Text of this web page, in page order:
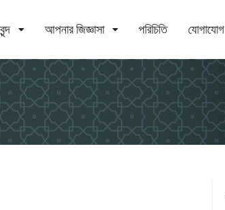
আপনার জিজ্ঞাসা পরিচিতি যোগাযোগ